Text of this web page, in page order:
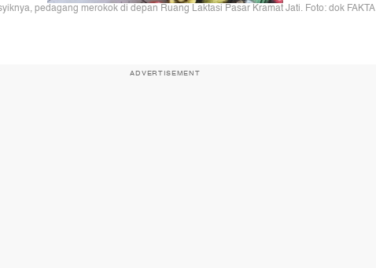
pedagang merokok di depan Ruang Laktasi Pasar Kramat Jati. Foto: dok FAKTA
ADVERTISEMENT